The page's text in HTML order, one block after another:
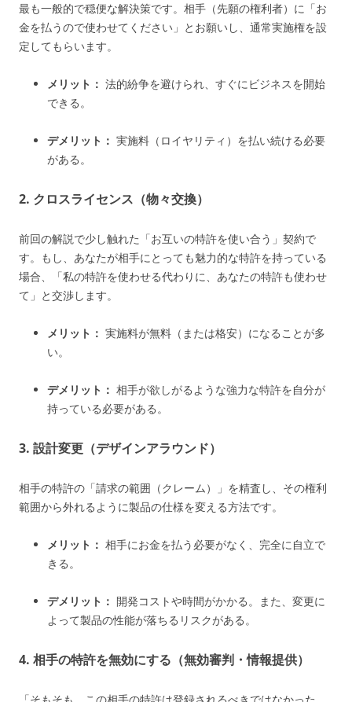
最も一般的で穏便な解決策です。相手（先願の権利者）に「お
金を払うので使わせてください」とお願いし、通常実施権を設
定してもらいます。
メリット： 法的紛争を避けられ、すぐにビジネスを開始
できる。
デメリット： 実施料（ロイヤリティ）を払い続ける必要
がある。
2. クロスライセンス（物々交換）
前回の解説で少し触れた「お互いの特許を使い合う」契約で
す。もし、あなたが相手にとっても魅力的な特許を持っている
場合、「私の特許を使わせる代わりに、あなたの特許も使わせ
て」と交渉します。
メリット： 実施料が無料（または格安）になることが多
い。
デメリット： 相手が欲しがるような強力な特許を自分が
持っている必要がある。
3. 設計変更（デザインアラウンド）
相手の特許の「請求の範囲（クレーム）」を精査し、その権利
範囲から外れるように製品の仕様を変える方法です。
メリット： 相手にお金を払う必要がなく、完全に自立で
きる。
デメリット： 開発コストや時間がかかる。また、変更に
よって製品の性能が落ちるリスクがある。
4. 相手の特許を無効にする（無効審判・情報提供）